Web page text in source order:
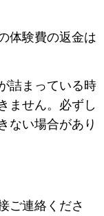
体験費の返金は
詰まっている時
ません。必ずし
ない場合があり
ご連絡くださ